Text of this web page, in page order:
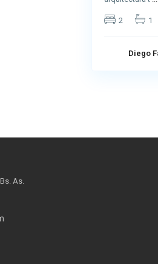
2 1
Diego
As.